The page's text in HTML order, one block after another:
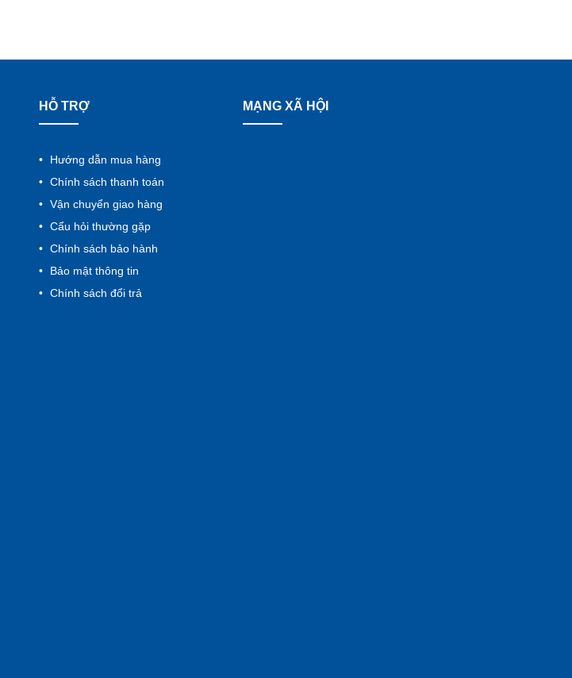
HỖ TRỢ
Hướng dẫn mua hàng
Chính sách thanh toán
Vận chuyển giao hàng
Cẩu hỏi thường gặp
Chính sách bảo hành
Bảo mật thông tin
Chính sách đổi trả
MẠNG XÃ HỘI